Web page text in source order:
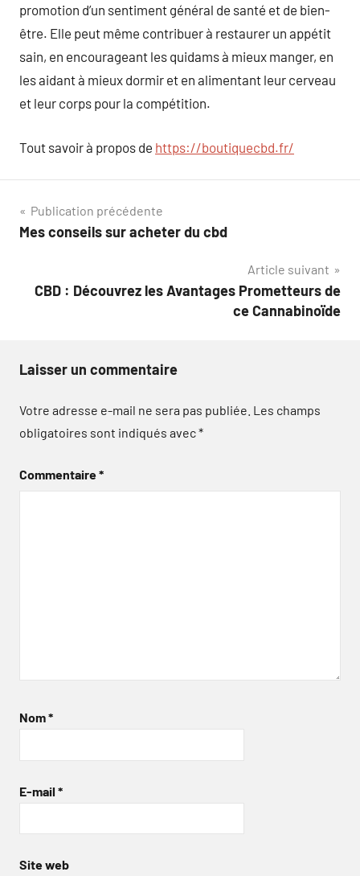
promotion d’un sentiment général de santé et de bien-
être. Elle peut même contribuer à restaurer un appétit
sain, en encourageant les quidams à mieux manger, en
les aidant à mieux dormir et en alimentant leur cerveau
et leur corps pour la compétition.
Tout savoir à propos de https://boutiquecbd.fr/
Navigation
de
Publication précédente
Mes conseils sur acheter du cbd
Article suivant
CBD : Découvrez les Avantages Prometteurs de
ce Cannabinoïde
Laisser un commentaire
Votre adresse e-mail ne sera pas publiée. Les champs
obligatoires sont indiqués avec*
Commentaire*
Nom*
E-mail *
Site web